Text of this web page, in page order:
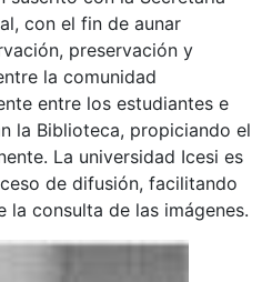
con el fin de aunar
preservación y
la comunidad
entre los estudiantes e
la Biblioteca, propiciando el
La universidad Icesi es
de difusión, facilitando
la consulta de las imágenes.